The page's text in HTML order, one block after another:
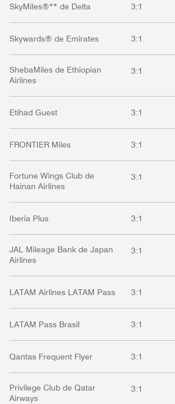
SkyMiles®** de Delta 3:1
Skywards® de Emirates 3:1
ShebaMiles de Ethiopian
Airlines
3:1
Etihad Guest 3:1
FRONTIER Miles 3:1
Fortune Wings Club de
Hainan Airlines
3:1
Iberia Plus 3:1
JAL Mileage Bank de Japan
Airlines
3:1
LATAM Airlines LATAM Pass 3:1
LATAM Pass Brasil 3:1
Qantas Frequent Flyer 3:1
Privilege Club de Qatar
Airways
3:1